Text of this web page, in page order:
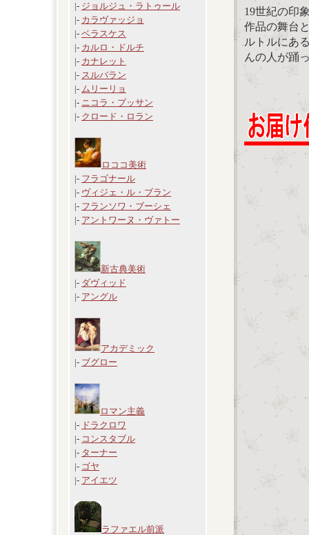
|- ジョルジュ・ラトゥール
|- カラヴァッジョ
|- ベラスケス
|- カルロ・ドルチ
|- カナレット
|- スルバラン
|- ムリーリョ
|- ニコラ・プッサン
|- クロード・ロラン
ロココ美術
|- フラゴナール
|- ヴィジェ・ル・ブラン
|- フランソワ・ブーシェ
|- アントワーヌ・ヴァトー
新古典美術
|- ダヴィッド
|- アングル
アカデミック
|- ブグロー
ロマン主義
|- ドラクロワ
|- コンスタブル
|- ターナー
|- ゴヤ
|- アイエツ
ラファエル前派
19世紀の印
作品の舞台
ルトルにあ
んの人が踊